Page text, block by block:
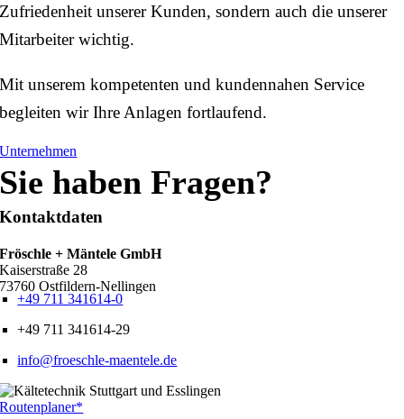
Zufriedenheit unserer Kunden, sondern auch die unserer
Mitarbeiter wichtig.
Mit unserem kompetenten und kundennahen Service
begleiten wir Ihre Anlagen fortlaufend.
Unternehmen
Sie haben Fragen?
Kontaktdaten
Fröschle + Mäntele GmbH
Kaiserstraße 28
73760 Ostfildern-Nellingen
+49 711 341614-0
+49 711 341614-29
info@froeschle-maentele.de
Routenplaner*